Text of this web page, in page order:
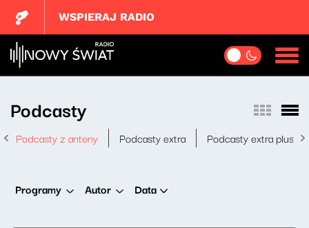
WSPIERAJ RADIO
Podcasty
Podcasty z anteny Podcasty extra Podcasty extra plus
Programy Autor Data